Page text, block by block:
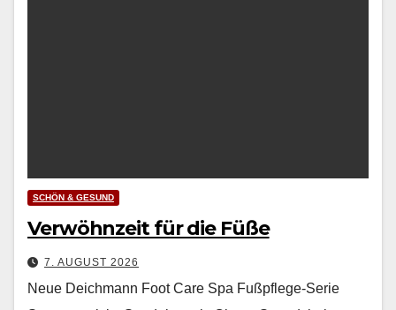
SCHÖN & GESUND
Verwöhnzeit für die Füße
7. AUGUST 2026
Neue Deichmann Foot Care Spa Fußpflege-Serie